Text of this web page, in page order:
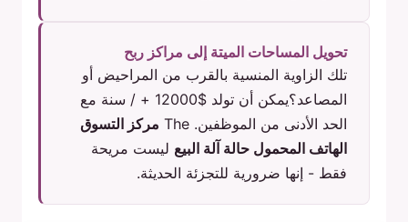
تحويل المساحات الميتة إلى مراكز ربح
تلك الزاوية المنسية بالقرب من المراحيض أو
المصاعد؟يمكن أن تولد $12000 + / سنة مع
الحد الأدنى من الموظفين. The
مركز التسوق
الهاتف المحمول حالة آلة البيع ليست مريحة
فقط - إنها ضرورية للتجزئة الحديثة.